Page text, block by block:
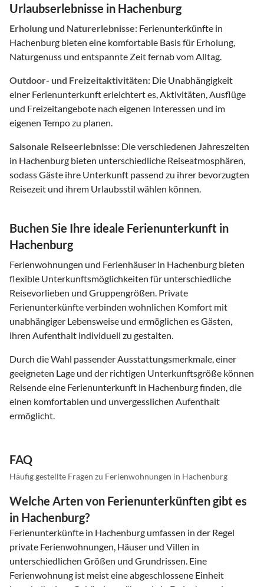
Urlaubserlebnisse in Hachenburg
Erholung und Naturerlebnisse: Ferienunterkünfte in
Hachenburg bieten eine komfortable Basis für Erholung,
Naturgenuss und entspannte Zeit fernab vom Alltag.
Outdoor- und Freizeitaktivitäten: Die Unabhängigkeit
einer Ferienunterkunft erleichtert es, Aktivitäten, Ausflüge
und Freizeitangebote nach eigenen Interessen und im
eigenen Tempo zu planen.
Saisonale Reiseerlebnisse: Die verschiedenen Jahreszeiten
in Hachenburg bieten unterschiedliche Reiseatmosphären,
sodass Gäste ihre Unterkunft passend zu ihrer bevorzugten
Reisezeit und ihrem Urlaubsstil wählen können.
Buchen Sie Ihre ideale Ferienunterkunft in
Hachenburg
Ferienwohnungen und Ferienhäuser in Hachenburg bieten
flexible Unterkunftsmöglichkeiten für unterschiedliche
Reisevorlieben und Gruppengrößen. Private
Ferienunterkünfte verbinden wohnlichen Komfort mit
unabhängiger Lebensweise und ermöglichen es Gästen,
ihren Aufenthalt individuell zu gestalten.
Durch die Wahl passender Ausstattungsmerkmale, einer
geeigneten Lage und der richtigen Unterkunftsgröße können
Reisende eine Ferienunterkunft in Hachenburg finden, die
einen komfortablen und unvergesslichen Aufenthalt
ermöglicht.
FAQ
Häufig gestellte Fragen zu Ferienwohnungen in Hachenburg
Welche Arten von Ferienunterkünften gibt es
in Hachenburg?
Ferienunterkünfte in Hachenburg umfassen in der Regel
private Ferienwohnungen, Häuser und Villen in
unterschiedlichen Größen und Grundrissen. Eine
Ferienwohnung ist meist eine abgeschlossene Einheit